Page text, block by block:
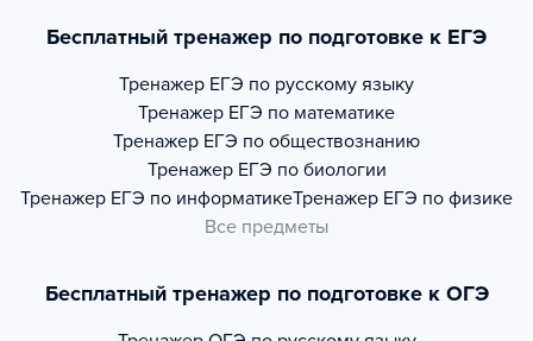
Бесплатный тренажер по подготовке к ЕГЭ
Тренажер ЕГЭ по русскому языку
Тренажер ЕГЭ по математике
Тренажер ЕГЭ по обществознанию
Тренажер ЕГЭ по биологии
Тренажер ЕГЭ по информатикеТренажер ЕГЭ по физике
Все предметы
Бесплатный тренажер по подготовке к ОГЭ